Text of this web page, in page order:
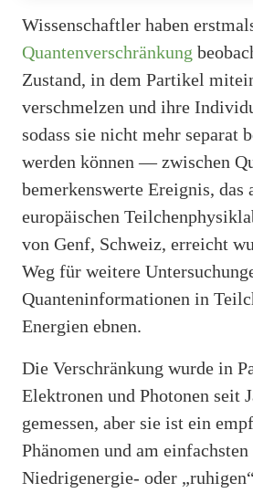
Wissenschaftler haben
Quantenverschränkung
Zustand, in dem Partikel
verschmelzen und ihre
sodass sie nicht mehr separat
werden können — zwischen
bemerkenswerte Ereignis, das
europäischen
von Genf, Schweiz, erreicht
Weg für weitere
Quanteninformationen in
Energien ebnen.
Die Verschränkung wurde in
Elektronen und Photonen seit
gemessen, aber sie ist ein
Phänomen und am einfachsten
Niedrigenergie- oder